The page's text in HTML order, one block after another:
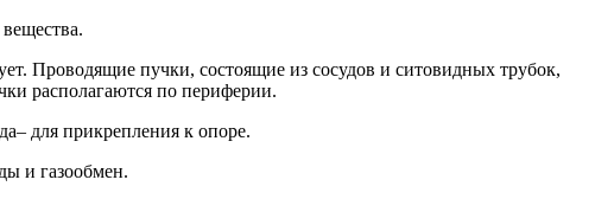
Проводящие пучки, состоящие из сосудов и ситовидных трубок,
располагаются по периферии.
для прикрепления к опоре.
и газообмен.